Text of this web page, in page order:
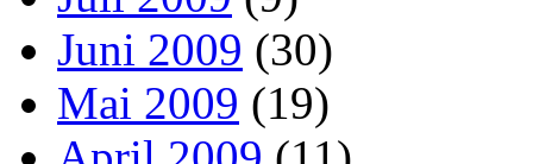
Juni 2009 (30)
Mai 2009 (19)